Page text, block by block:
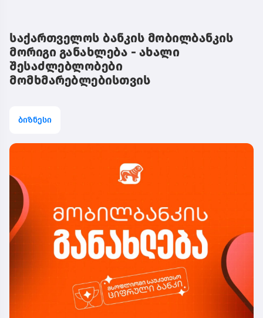
საქართველოს ბანკის მობილბანკის
მორიგი განახლება - ახალი
შესაძლებლობები
მომხმარებლებისთვის
ბიზნესი